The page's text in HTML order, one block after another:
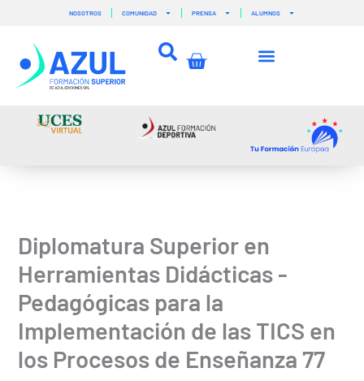
contenido
NOSOTROS COMUNIDAD PRENSA ALUMNOS
Carrito
Diplomatura Superior en
Herramientas Didácticas -
Pedagógicas para la
Implementación de las TICS en
los Procesos de Enseñanza 77